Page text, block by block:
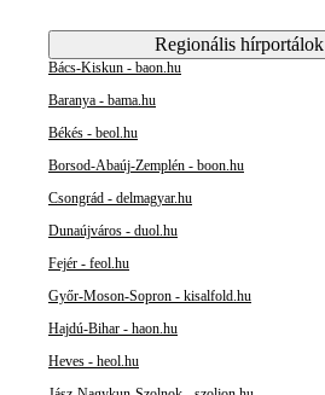
Regionális hírportálok
Bács-Kiskun - baon.hu
Baranya - bama.hu
Békés - beol.hu
Borsod-Abaúj-Zemplén - boon.hu
Csongrád - delmagyar.hu
Dunaújváros - duol.hu
Fejér - feol.hu
Győr-Moson-Sopron - kisalfold.hu
Hajdú-Bihar - haon.hu
Heves - heol.hu